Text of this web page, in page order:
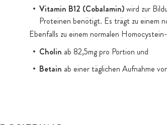
Vitamin B12 (Cobalamin)wird zur
Proteinen benötigt. Es trägt zu einem
Ebenfalls zu einem normalen
Cholin ab 82,5mg pro Portion und
Betain ab einer täglichen Aufnahme